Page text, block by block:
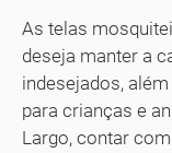
As telas
deseja manter a
indesejados,
para crianças e
Largo, contar